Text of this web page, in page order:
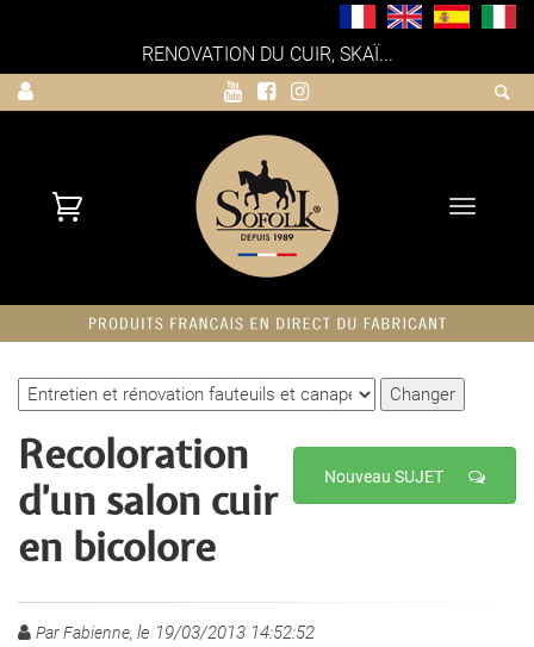
RENOVATION DU CUIR, SKAÏ...
Toggle
Nouveau SUJET
Recoloration
d'un salon cuir
en bicolore
Par Fabienne, le 19/03/2013 14:52:52